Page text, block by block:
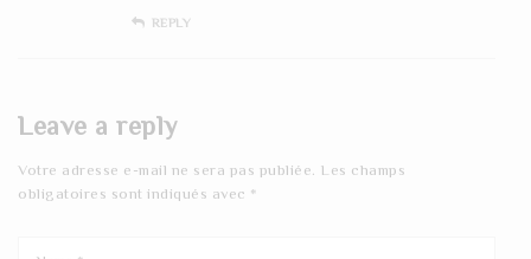
REPLY
Leave a reply
Votre adresse e-mail ne sera pas publiée. Les champs
obligatoires sont indiqués avec *